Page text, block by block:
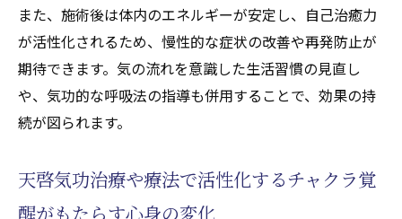
また、施術後は体内のエネルギーが安定し、自己治癒力
が活性化されるため、慢性的な症状の改善や再発防止が
期待できます。気の流れを意識した生活習慣の見直し
や、気功的な呼吸法の指導も併用することで、効果の持
続が図られます。
天啓気功治療や療法で活性化するチャクラ覚
醒がもたらす心身の変化